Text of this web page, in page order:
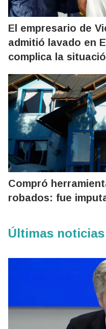
El empresario de
admitió lavado en
complica la
Compró
robados: fue
Últimas noticias